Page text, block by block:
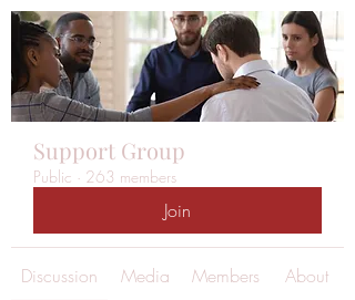
Support Group
Public · 263 members
Join
Discussion Media Members About